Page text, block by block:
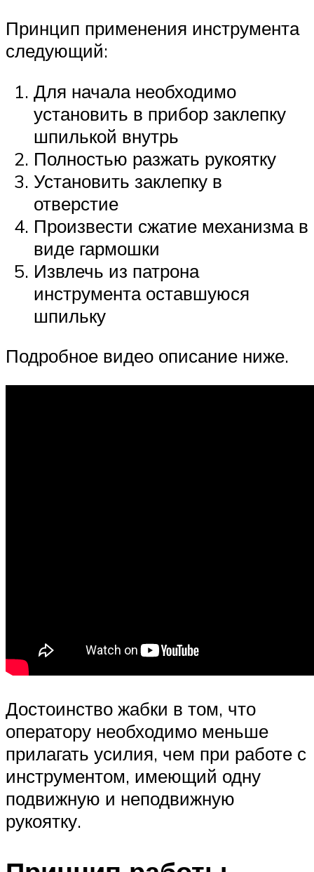
Принцип применения инструмента
следующий:
Для начала необходимо
установить в прибор заклепку
шпилькой внутрь
Полностью разжать рукоятку
Установить заклепку в
отверстие
Произвести сжатие механизма в
виде гармошки
Извлечь из патрона
инструмента оставшуюся
шпильку
Подробное видео описание ниже.
Достоинство жабки в том, что
оператору необходимо меньше
прилагать усилия, чем при работе с
инструментом, имеющий одну
подвижную и неподвижную
рукоятку.